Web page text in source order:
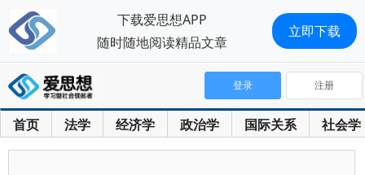
首页 法学 经济学 政治学 国际关系 社会学
登录 注册
下载爱思想APP
随时随地阅读精品文章
立即下载